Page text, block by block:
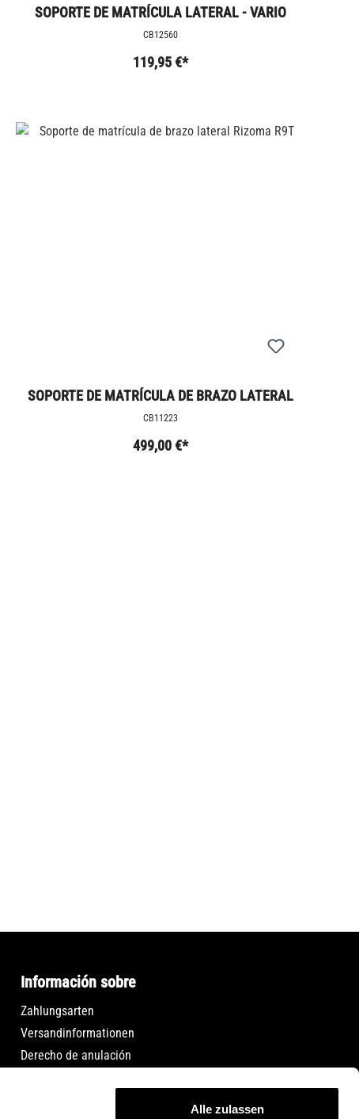
Alle zulassen
SOPORTE DE MATRÍCULA LATERAL - VARIO
CB12560
119,95 €*
SOPORTE DE MATRÍCULA DE BRAZO LATERAL
RIZOMA R9T
CB11223
499,00 €*
Información sobre
Zahlungsarten
Versandinformationen
Derecho de anulación